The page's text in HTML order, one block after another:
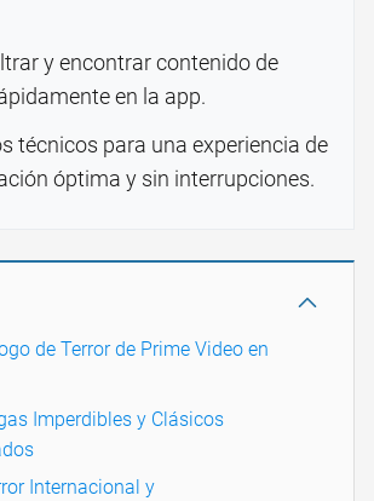
y encontrar contenido de
en la app.
técnicos para una experiencia de
óptima y sin interrupciones.
de Terror de Prime Video en
Imperdibles y Clásicos
Internacional y